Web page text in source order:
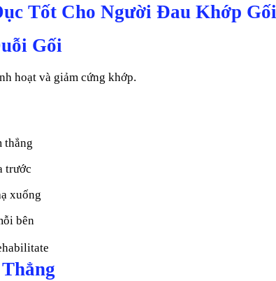
Tốt Cho Người Đau Khớp Gối
Gối
hoạt và giảm cứng khớp.
thẳng
trước
xuống
bên